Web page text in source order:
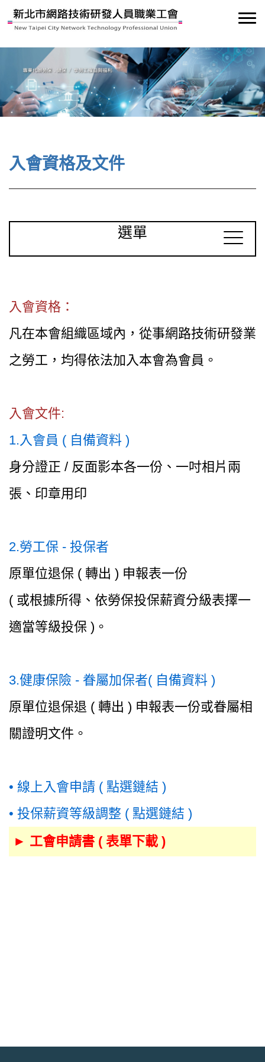
入會資格及文件
選單
入會資格：
凡在本會組織區域內，從事網路技術研發業
之勞工，均得依法加入本會為會員。
入會文件:
1.入會員 ( 自備資料 )
身分證正 / 反面影本各一份、一吋相片兩
張、印章用印
2.勞工保 - 投保者
原單位退保 ( 轉出 ) 申報表一份
( 或根據所得、依勞保投保薪資分級表擇一
適當等級投保 )。
3.健康保險 - 眷屬加保者( 自備資料 )
原單位退保退 ( 轉出 ) 申報表一份或眷屬相
關證明文件。
• 線上入會申請 ( 點選鏈結 )
• 投保薪資等級調整 ( 點選鏈結 )
► 工會申請書 ( 表單下載 )